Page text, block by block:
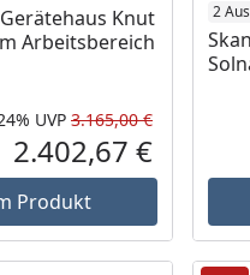
Knut
Arbeitsbereich
Rabatt in
UVP 3.165,00 €
Aktueller
2.402,67 €
Produkt
2